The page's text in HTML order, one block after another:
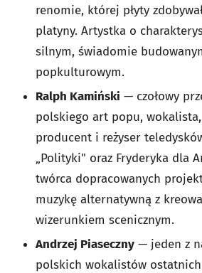
renomie, której płyty
platyny. Artystka o
silnym, świadomie
popkulturowym.
Ralph Kamiński — czołowy
polskiego art popu,
producent i reżyser
„Polityki" oraz Fryderyka dla
twórca dopracowanych
muzykę alternatywną z
wizerunkiem scenicznym.
Andrzej Piaseczny — jeden z
polskich wokalistów